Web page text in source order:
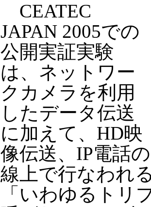
CEATEC
JAPAN 2005での
公開実証実験
は、ネットワー
クカメラを利用
したデータ伝送
に加えて、HD映
像伝送、IP電話
線上で行なわれ
「いわゆるトリ